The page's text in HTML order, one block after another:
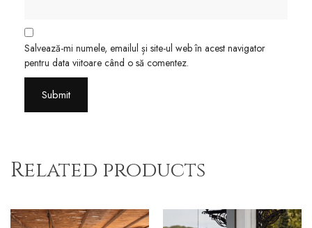
Salvează-mi numele, emailul și site-ul web în acest navigator
pentru data viitoare când o să comentez.
Related products